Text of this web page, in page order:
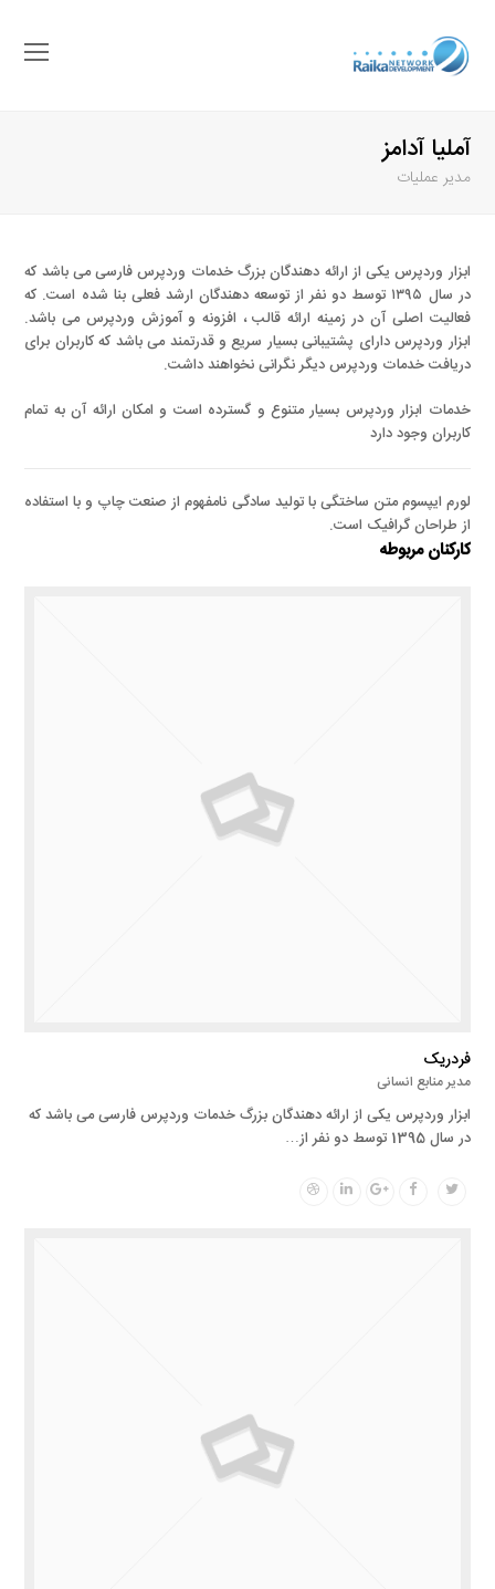
باز
آملیا آدامز
مدیر عملیات
ابزار وردپرس یکی از ارائه دهندگان بزرگ خدمات وردپرس فارسی می باشد که
در سال ۱۳۹۵ توسط دو نفر از توسعه دهندگان ارشد فعلی بنا شده است. که
فعالیت اصلی آن در زمینه ارائه قالب ، افزونه و آموزش وردپرس می باشد.
ابزار وردپرس دارای پشتیبانی بسیار سریع و قدرتمند می باشد که کاربران برای
دریافت خدمات وردپرس دیگر نگرانی نخواهند داشت.
خدمات ابزار وردپرس بسیار متنوع و گسترده است و امکان ارائه آن به تمام
کاربران وجود دارد
لورم ایپسوم متن ساختگی با تولید سادگی نامفهوم از صنعت چاپ و با استفاده
از طراحان گرافیک است.
کارکنان مربوطه
فردریک
مدیر منابع انسانی
ابزار وردپرس یکی از ارائه دهندگان بزرگ خدمات وردپرس فارسی می باشد که
در سال 1395 توسط دو نفر از…
Twitter
Facebook
Google
Linkedin
Dribbble